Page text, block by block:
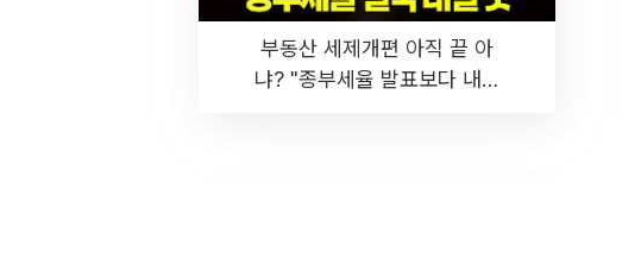
부동산 세제개편 아직 끝 아
냐? "종부세율 발표보다 내릴